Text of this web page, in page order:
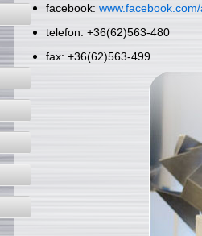
facebook:
telefon: +36(62)563-480
fax: +36(62)563-499